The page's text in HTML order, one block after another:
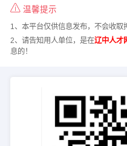
温馨提示
1、本平台仅供信息发布，不会收取
2、请告知用人单位，是在辽中人才
息的！